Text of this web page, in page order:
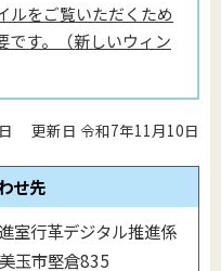
ルをご覧いただくため
です。（新しいウィン
更新日 令和7年11月10日
せ先
室行革デジタル推進係
玉市堅倉835